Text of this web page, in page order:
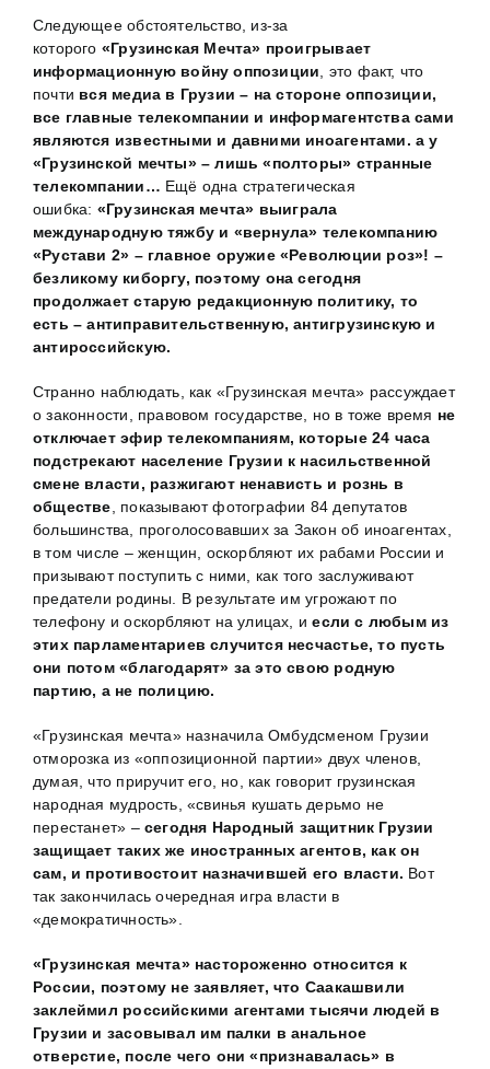
Следующее обстоятельство, из-за
которого «Грузинская Мечта» проигрывает
информационную войну оппозиции , это факт, что
почти вся медиа в Грузии – на стороне оппозиции,
все главные телекомпании и информагентства сами
являются известными и давними иноагентами. а у
«Грузинской мечты» – лишь «полторы» странные
телекомпании… Ещё одна стратегическая
ошибка: «Грузинская мечта» выиграла
международную тяжбу и «вернула» телекомпанию
«Рустави 2» – главное оружие «Революции роз»! –
безликому киборгу, поэтому она сегодня
продолжает старую редакционную политику, то
есть – антиправительственную, антигрузинскую и
антироссийскую.
Странно наблюдать, как «Грузинская мечта» рассуждает
о законности, правовом государстве, но в тоже время не
отключает эфир телекомпаниям, которые 24 часа
подстрекают население Грузии к насильственной
смене власти, разжигают ненависть и рознь в
обществе , показывают фотографии 84 депутатов
большинства, проголосовавших за Закон об иноагентах,
в том числе – женщин, оскорбляют их рабами России и
призывают поступить с ними, как того заслуживают
предатели родины. В результате им угрожают по
телефону и оскорбляют на улицах, иесли с любым из
этих парламентариев случится несчастье, то пусть
они потом «благодарят» за это свою родную
партию, а не полицию.
«Грузинская мечта» назначила Омбудсменом Грузии
отморозка из «оппозиционной партии» двух членов,
думая, что приручит его, но, как говорит грузинская
народная мудрость, «свинья кушать дерьмо не
перестанет» – сегодня Народный защитник Грузии
защищает таких же иностранных агентов, как он
сам, и противостоит назначившей его власти. Вот
так закончилась очередная игра власти в
«демократичность».
«Грузинская мечта» настороженно относится к
России, поэтому не заявляет, что Саакашвили
заклеймил российскими агентами тысячи людей в
Грузии и засовывал им палки в анальное
отверстие, после чего они «признавалась» в